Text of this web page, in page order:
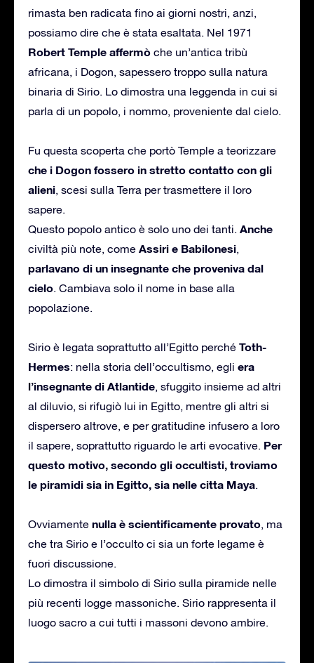
rimasta ben radicata fino ai giorni nostri, anzi,
possiamo dire che è stata esaltata. Nel 1971
Robert Temple affermò che un’antica tribù
africana, i Dogon, sapessero troppo sulla natura
binaria di Sirio. Lo dimostra una leggenda in cui si
parla di un popolo, i nommo, proveniente dal cielo.
Fu questa scoperta che portò Temple a teorizzare
che i Dogon fossero in stretto contatto con gli
alieni, scesi sulla Terra per trasmettere il loro
sapere.
Questo popolo antico è solo uno dei tanti. Anche
civiltà più note, come Assiri e Babilonesi,
parlavano di un insegnante che proveniva dal
cielo. Cambiava solo il nome in base alla
popolazione.
Sirio è legata soprattutto all’Egitto perché Toth-
Hermes: nella storia dell’occultismo, egli era
l’insegnante di Atlantide, sfuggito insieme ad altri
al diluvio, si rifugiò lui in Egitto, mentre gli altri si
dispersero altrove, e per gratitudine infusero a loro
il sapere, soprattutto riguardo le arti evocative. Per
questo motivo, secondo gli occultisti, troviamo
le piramidi sia in Egitto, sia nelle citta Maya.
Ovviamente nulla è scientificamente provato, ma
che tra Sirio e l’occulto ci sia un forte legame è
fuori discussione.
Lo dimostra il simbolo di Sirio sulla piramide nelle
più recenti logge massoniche. Sirio rappresenta il
luogo sacro a cui tutti i massoni devono ambire.